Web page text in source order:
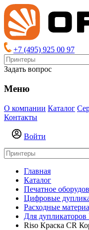
+7 (495) 925 00 97
Задать вопрос
Меню
О компании Каталог
Контакты
Войти
Главная
Каталог
Печатное
Цифровые
Расходные
Для
Riso Краска CR